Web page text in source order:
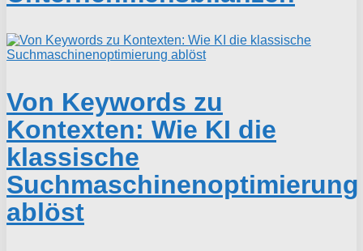
Von Keywords zu
Kontexten: Wie KI die
klassische
Suchmaschinenoptimierung
ablöst